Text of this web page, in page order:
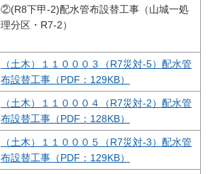
②(R8下甲-2)配水管布設替工事（山城一処
理分区・R7-2）
（土木）１１０００３（R7災対-5）配水管
布設替工事（PDF：129KB）
（土木）１１０００４（R7災対-2）配水管
布設替工事（PDF：128KB）
（土木）１１０００５（R7災対-3）配水管
布設替工事（PDF：129KB）